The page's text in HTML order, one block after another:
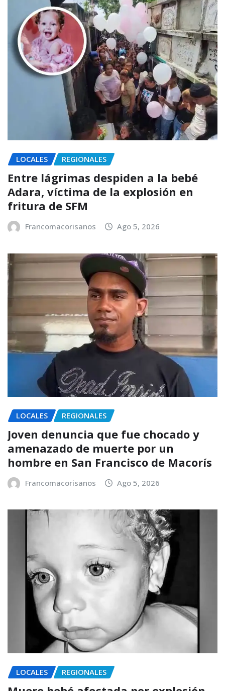
LOCALES REGIONALES
Entre lágrimas despiden a la bebé
Adara, víctima de la explosión en
fritura de SFM
Francomacorisanos Ago 5, 2026
LOCALES REGIONALES
Joven denuncia que fue chocado y
amenazado de muerte por un
hombre en San Francisco de Macorís
Francomacorisanos Ago 5, 2026
LOCALES REGIONALES